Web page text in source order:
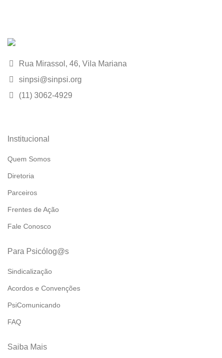
Rua Mirassol, 46, Vila Mariana
sinpsi@sinpsi.org
(11) 3062-4929
Institucional
Quem Somos
Diretoria
Parceiros
Frentes de Ação
Fale Conosco
Para Psicólog@s
Sindicalização
Acordos e Convenções
PsiComunicando
FAQ
Saiba Mais